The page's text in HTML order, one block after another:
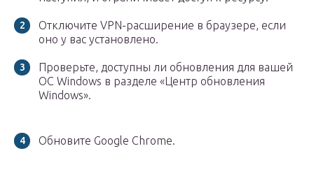
Отключите VPN-расширение в браузере, если
оно у вас установлено.
Проверьте, доступны ли обновления для вашей
ОС Windows в разделе «Центр обновления
Windows».
Обновите Google Chrome.